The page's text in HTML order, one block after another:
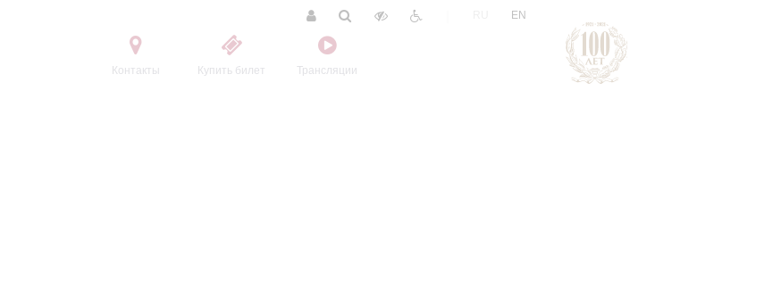
Контакты Купить билет Трансляции
EN